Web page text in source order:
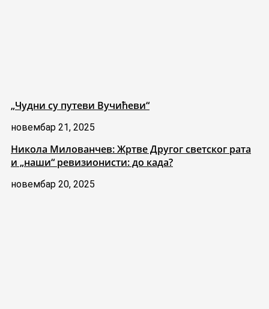
„Чудни су путеви Вучићеви“
новембар 21, 2025
Никола Милованчев: Жртве Другог светског рата
и „наши“ ревизионисти: до када?
новембар 20, 2025